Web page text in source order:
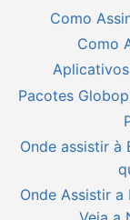
Como
Como
Pacotes
Onde assistir à
Onde Assistir